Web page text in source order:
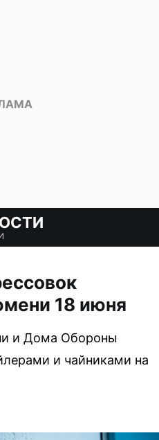
18 июня
и Дома Обороны
и чайниками на